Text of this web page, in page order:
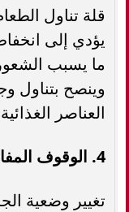
قلة تناول
يؤدي إلى
ما يسبب
وينصح بتناول
العناصر
4. الوقوف المفاجئ بعد الجلوس
تغيير وضعية